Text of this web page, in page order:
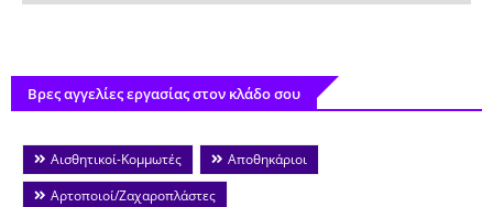
Βρες αγγελίες εργασίας στον κλάδο σου
Αισθητικοί-Κομμωτές
Αποθηκάριοι
Αρτοποιοί/Ζαχαροπλάστες